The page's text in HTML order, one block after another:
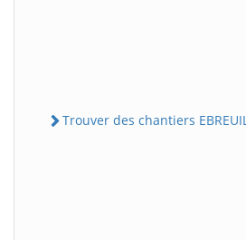
Trouver des chantiers EBREUIL